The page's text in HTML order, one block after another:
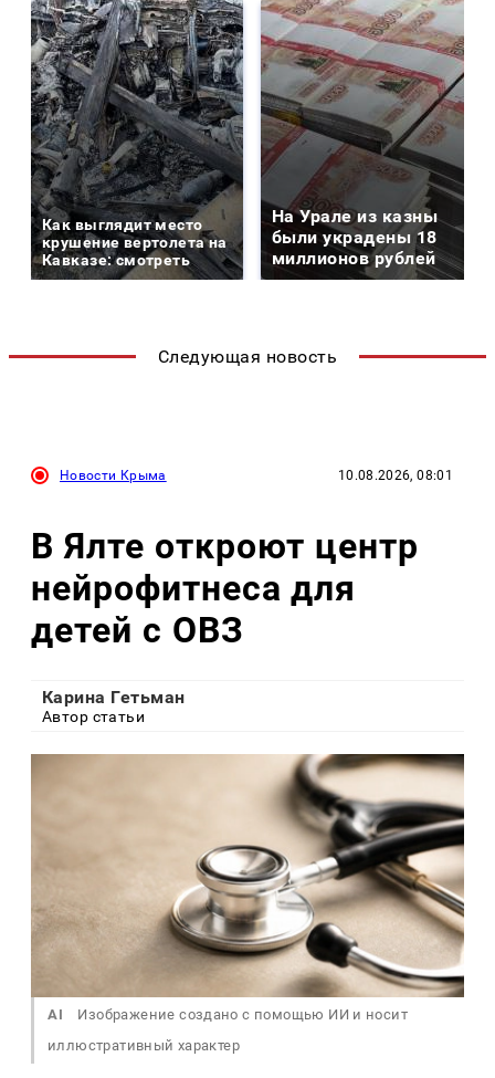
Как выглядит место
крушение вертолета на
Кавказе: смотреть
На Урале из казны
были украдены 18
миллионов рублей
Следующая новость
Новости Крыма 10.08.2026, 08:01
В Ялте откроют центр
нейрофитнеса для
детей с ОВЗ
Карина Гетьман
Автор статьи
AI
Изображение создано с помощью ИИ и носит
иллюстративный характер